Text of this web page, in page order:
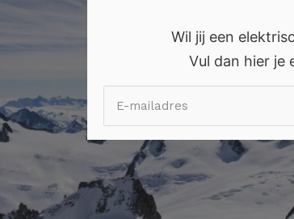
Wil jij een
Vul dan hier je